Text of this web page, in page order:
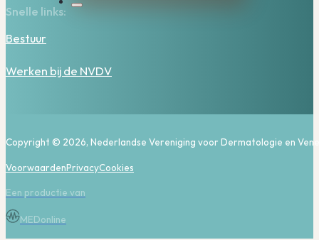
Snelle links:
Bestuur
Werken bij de NVDV
Copyright © 2026, Nederlandse Vereniging voor Dermatologie en
VoorwaardenPrivacyCookies
Een productie van
MEDonline